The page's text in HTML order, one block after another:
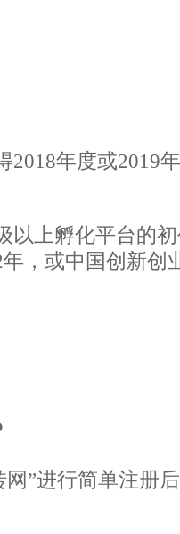
2018年度或2019
以上孵化平台的
，或中国创新创
”进行简单注册